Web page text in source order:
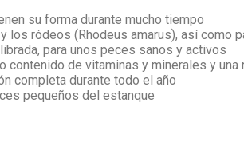
su forma durante mucho tiempo
los ródeos (Rhodeus amarus), así como
para unos peces sanos y activos
contenido de vitaminas y minerales y
completa durante todo el año
pequeños del estanque